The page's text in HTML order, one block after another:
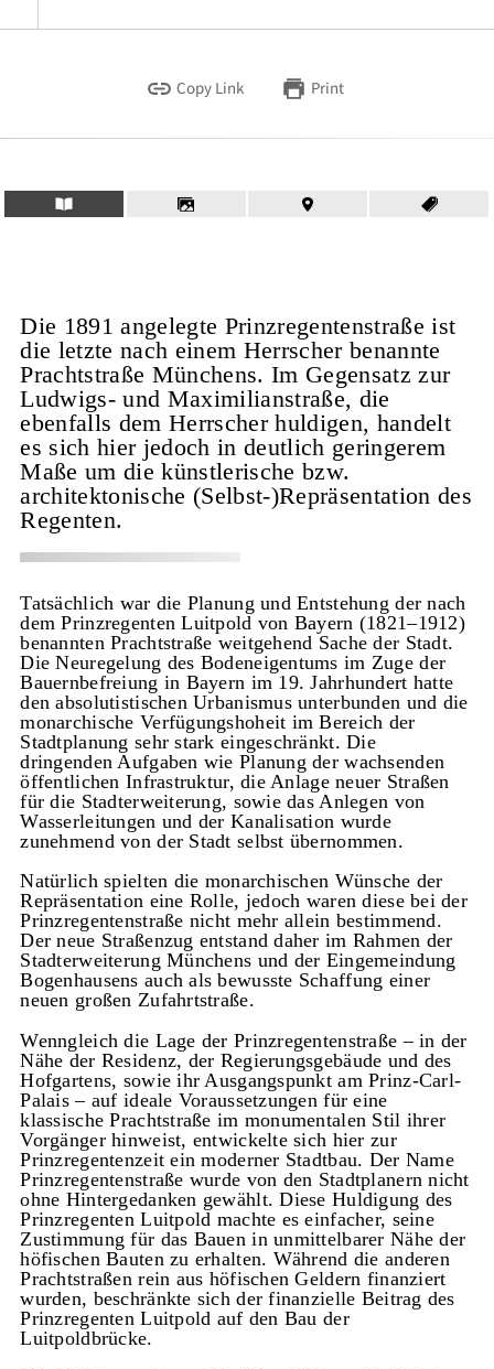
Copy Link Print
Die 1891 angelegte Prinzregentenstraße ist
die letzte nach einem Herrscher benannte
Prachtstraße Münchens. Im Gegensatz zur
Ludwigs- und Maximilianstraße, die
ebenfalls dem Herrscher huldigen, handelt
es sich hier jedoch in deutlich geringerem
Maße um die künstlerische bzw.
architektonische (Selbst-)Repräsentation des
Regenten.
Tatsächlich war die Planung und Entstehung der nach
dem Prinzregenten Luitpold von Bayern (1821–1912)
benannten Prachtstraße weitgehend Sache der Stadt.
Die Neuregelung des Bodeneigentums im Zuge der
Bauernbefreiung in Bayern im 19. Jahrhundert hatte
den absolutistischen Urbanismus unterbunden und die
monarchische Verfügungshoheit im Bereich der
Stadtplanung sehr stark eingeschränkt. Die
dringenden Aufgaben wie Planung der wachsenden
öffentlichen Infrastruktur, die Anlage neuer Straßen
für die Stadterweiterung, sowie das Anlegen von
Wasserleitungen und der Kanalisation wurde
zunehmend von der Stadt selbst übernommen.
Natürlich spielten die monarchischen Wünsche der
Repräsentation eine Rolle, jedoch waren diese bei der
Prinzregentenstraße nicht mehr allein bestimmend.
Der neue Straßenzug entstand daher im Rahmen der
Stadterweiterung Münchens und der Eingemeindung
Bogenhausens auch als bewusste Schaffung einer
neuen großen Zufahrtstraße.
Wenngleich die Lage der Prinzregentenstraße – in der
Nähe der Residenz, der Regierungsgebäude und des
Hofgartens, sowie ihr Ausgangspunkt am Prinz-Carl-
Palais – auf ideale Voraussetzungen für eine
klassische Prachtstraße im monumentalen Stil ihrer
Vorgänger hinweist, entwickelte sich hier zur
Prinzregentenzeit ein moderner Stadtbau. Der Name
Prinzregentenstraße wurde von den Stadtplanern nicht
ohne Hintergedanken gewählt. Diese Huldigung des
Prinzregenten Luitpold machte es einfacher, seine
Zustimmung für das Bauen in unmittelbarer Nähe der
höfischen Bauten zu erhalten. Während die anderen
Prachtstraßen rein aus höfischen Geldern finanziert
wurden, beschränkte sich der finanzielle Beitrag des
Prinzregenten Luitpold auf den Bau der
Luitpoldbrücke.